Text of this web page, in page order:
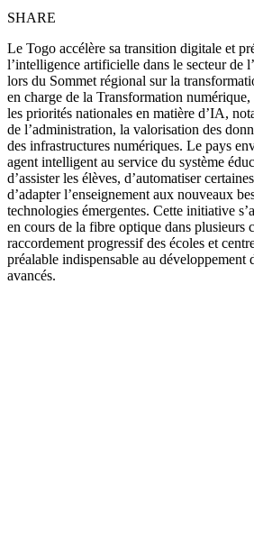
SHARE
Le Togo accélère sa transition digitale et
l’intelligence artificielle dans le secteur de
lors du Sommet régional sur la
en charge de la Transformation
les priorités nationales en matière d’IA,
de l’administration, la valorisation des
des infrastructures numériques. Le pays
agent intelligent au service du système
d’assister les élèves, d’automatiser
d’adapter l’enseignement aux nouveaux
technologies émergentes. Cette initiative
en cours de la fibre optique dans plusieurs
raccordement progressif des écoles et
préalable indispensable au développement
avancés.